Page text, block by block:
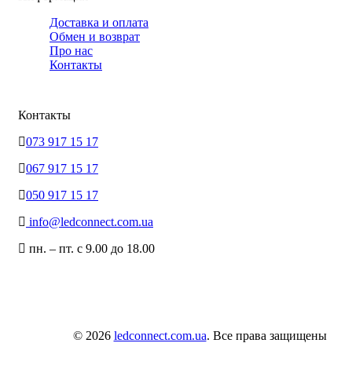
Доставка и оплата
Обмен и возврат
Про нас
Контакты
Контакты
073 917 15 17
067 917 15 17
050 917 15 17
info@ledconnect.com.ua
пн. – пт. с 9.00 до 18.00
© 2026 ledconnect.com.ua. Все права защищены